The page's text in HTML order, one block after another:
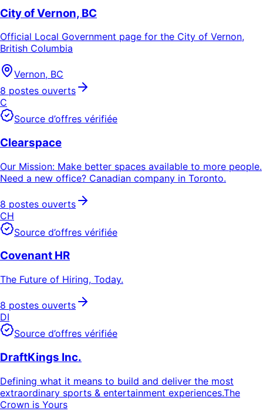
City of Vernon, BC
Official Local Government page for the City of Vernon,
British Columbia
Vernon, BC
8 postes ouverts
C
Source d’offres vérifiée
Clearspace
Our Mission: Make better spaces available to more people.
Need a new office? Canadian company in Toronto.
8 postes ouverts
CH
Source d’offres vérifiée
Covenant HR
The Future of Hiring, Today.
8 postes ouverts
DI
Source d’offres vérifiée
DraftKings Inc.
Defining what it means to build and deliver the most
extraordinary sports & entertainment experiences.The
Crown is Yours